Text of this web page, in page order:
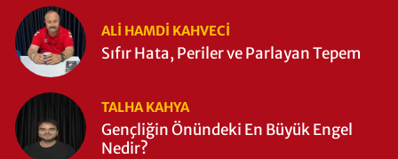
ALI HAMDI KAHVECİ
Sıfır Hata, Periler ve Parlayan Tepem
TALHA KAHYA
Gençliğin Önündeki En Büyük Engel
Nedir?